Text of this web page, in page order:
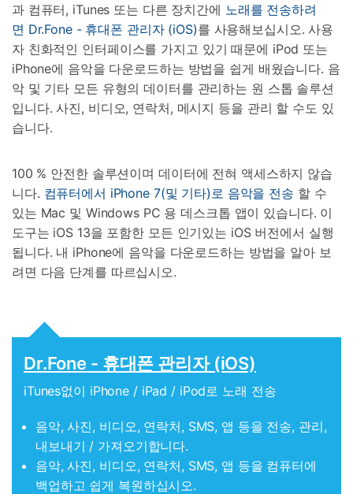
과 컴퓨터, iTunes 또는 다른 장치간에 노래를 전송하려
면 Dr.Fone - 휴대폰 관리자 (iOS)를 사용해보십시오. 사용
자 친화적인 인터페이스를 가지고 있기 때문에 iPod 또는
iPhone에 음악을 다운로드하는 방법을 쉽게 배웠습니다. 음
악 및 기타 모든 유형의 데이터를 관리하는 원 스톱 솔루션
입니다. 사진, 비디오, 연락처, 메시지 등을 관리 할 수도 있
습니다.
100 % 안전한 솔루션이며 데이터에 전혀 액세스하지 않습
니다. 컴퓨터에서 iPhone 7(및 기타)로 음악을 전송 할 수
있는 Mac 및 Windows PC 용 데스크톱 앱이 있습니다. 이
도구는 iOS 13을 포함한 모든 인기있는 iOS 버전에서 실행
됩니다. 내 iPhone에 음악을 다운로드하는 방법을 알아 보
려면 다음 단계를 따르십시오.
Dr.Fone - 휴대폰 관리자 (iOS)
iTunes없이 iPhone / iPad / iPod로 노래 전송
음악, 사진, 비디오, 연락처, SMS, 앱 등을 전송, 관리,
내보내기 / 가져오기합니다.
음악, 사진, 비디오, 연락처, SMS, 앱 등을 컴퓨터에
백업하고 쉽게 복원하십시오.